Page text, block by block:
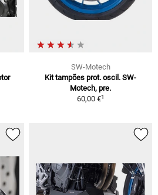
SW-Motech
Kit tampões prot. oscil. SW-
Motech, pre.
60,00 €1